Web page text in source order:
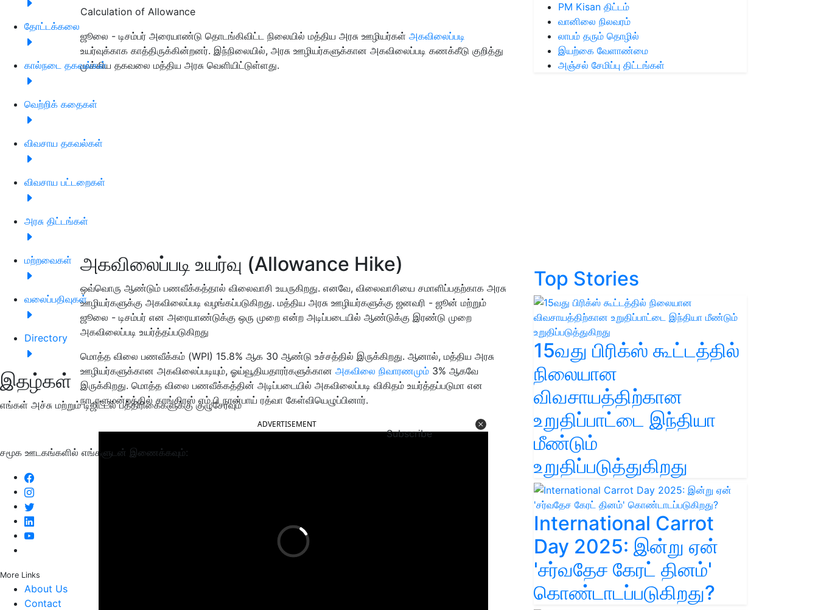
தோட்டக்கலை
கால்நடை தகவல்கள்
வெற்றிக் கதைகள்
விவசாய தகவல்கள்
விவசாய பட்டறைகள்
அரசு திட்டங்கள்
மற்றவைகள்
வலைப்பதிவுகள்
Directory
இதழ்கள்
எங்கள் அச்சு மற்றும் டிஜிட்டல் பத்திரிகைகளுக்கு குழுசேரவும்
Subscribe
சமூக ஊடகங்களில் எங்களுடன் இணைக்கவும்:
More Links
About Us
Contact
Calculation of Allowance
ஜூலை - டிசம்பர் அரையாண்டு தொடங்கிவிட்ட நிலையில் மத்திய அரசு ஊழியர்கள் அகவிலைப்படி
உயர்வுக்காக காத்திருக்கின்றனர். இந்நிலையில், அரசு ஊழியர்களுக்கான அகவிலைப்படி கணக்கீடு குறித்து
முக்கிய தகவலை மத்திய அரசு வெளியிட்டுள்ளது.
அகவிலைப்படி உயர்வு (Allowance Hike)
ஒவ்வொரு ஆண்டும் பணவீக்கத்தால் விலைவாசி உயருகிறது. எனவே, விலைவாசியை சமாளிப்பதற்காக அரசு
ஊழியர்களுக்கு அகவிலைப்படி வழங்கப்படுகிறது. மத்திய அரசு ஊழியர்களுக்கு ஜனவரி - ஜூன் மற்றும்
ஜூலை - டிசம்பர் என அரையாண்டுக்கு ஒரு முறை என்ற அடிப்படையில் ஆண்டுக்கு இரண்டு முறை
அகவிலைப்படி உயர்த்தப்படுகிறது
மொத்த விலை பணவீக்கம் (WPI) 15.8% ஆக 30 ஆண்டு உச்சத்தில் இருக்கிறது. ஆனால், மத்திய அரசு
ஊழியர்களுக்கான அகவிலைப்படியும், ஓய்வூதியதாரர்களுக்கான அகவிலை நிவாரணமும் 3% ஆகவே
இருக்கிறது. மொத்த விலை பணவீக்கத்தின் அடிப்படையில் அகவிலைப்படி விகிதம் உயர்த்தப்படுமா என
நாடாளுமன்றத்தில் காங்கிரஸ் எம்.பி நரன்பாய் ரத்வா கேள்வியெழுப்பினார்.
ADVERTISEMENT
PM Kisan திட்டம்
வானிலை நிலவரம்
லாபம் தரும் தொழில்
இயற்கை வேளாண்மை
அஞ்சல் சேமிப்பு திட்டங்கள்
Top Stories
15வது பிரிக்ஸ் கூட்டத்தில்
நிலையான
விவசாயத்திற்கான
உறுதிப்பாட்டை இந்தியா
மீண்டும்
உறுதிப்படுத்துகிறது
International Carrot
Day 2025: இன்று ஏன்
'சர்வதேச கேரட் தினம்'
கொண்டாடப்படுகிறது?